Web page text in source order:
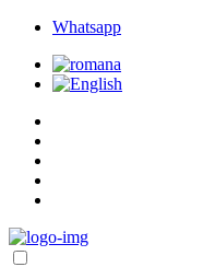
Whatsapp